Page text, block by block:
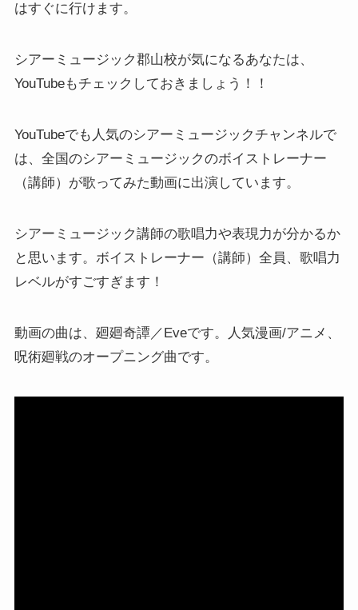
はすぐに行けます。
シアーミュージック郡山校が気になるあなたは、
YouTubeもチェックしておきましょう！！
YouTubeでも人気のシアーミュージックチャンネルで
は、全国のシアーミュージックのボイストレーナー
（講師）が歌ってみた動画に出演しています。
シアーミュージック講師の歌唱力や表現力が分かるか
と思います。ボイストレーナー（講師）全員、歌唱力
レベルがすごすぎます！
動画の曲は、廻廻奇譚／Eveです。人気漫画/アニメ、
呪術廻戦のオープニング曲です。